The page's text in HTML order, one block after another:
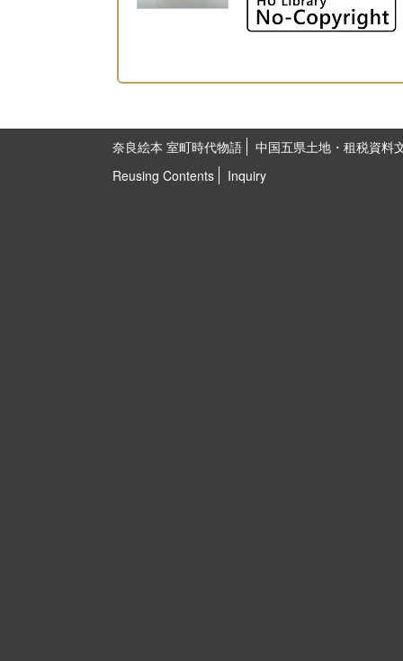
奈良絵本 室町時代物語
中国五県土地・租税資料
Reusing Contents
Inquiry